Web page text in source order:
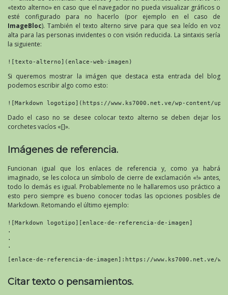
«texto alterno» en caso que el navegador no pueda visualizar gráficos o
esté configurado para no hacerlo (por ejemplo en el caso de
ImageBloc). También el texto alterno sirve para que sea leído en voz
alta para las personas invidentes o con visión reducida. La sintaxis sería
la siguiente:
![texto-alterno](enlace-web-imagen)
Si queremos mostrar la imágen que destaca esta entrada del blog
podemos escribir algo como esto:
![Markdown logotipo](https://www.ks7000.net.ve/wp-content/
Dado el caso no se desee colocar texto alterno se deben dejar los
corchetes vacíos «[]».
Imágenes de referencia.
Funcionan igual que los enlaces de referencia y, como ya habrá
imaginado, se les coloca un símbolo de cierre de exclamación «!» antes,
todo lo demás es igual. Probablemente no le hallaremos uso práctico a
esto pero siempre es bueno conocer todas las opciones posibles de
Markdown. Retomando el último ejemplo:
![Markdown logotipo][enlace-de-referencia-de-imagen]
.
.
.
[enlace-de-referencia-de-imagen]:https://www.ks7000.net.ve/wp-
Citar texto o pensamientos.